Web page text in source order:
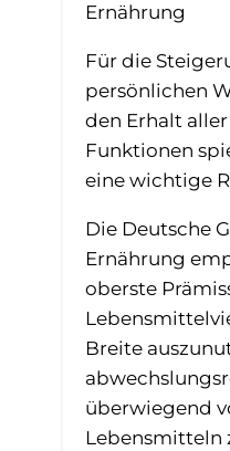
Ernährung
Für die
persönlichen
den Erhalt
Funktionen
eine wichtige
Die Deutsche
Ernährung
oberste
Breite
überwiegend
Lebensmitteln